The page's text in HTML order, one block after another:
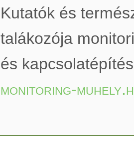
Kutatók és
talákozója
és
monitoring-